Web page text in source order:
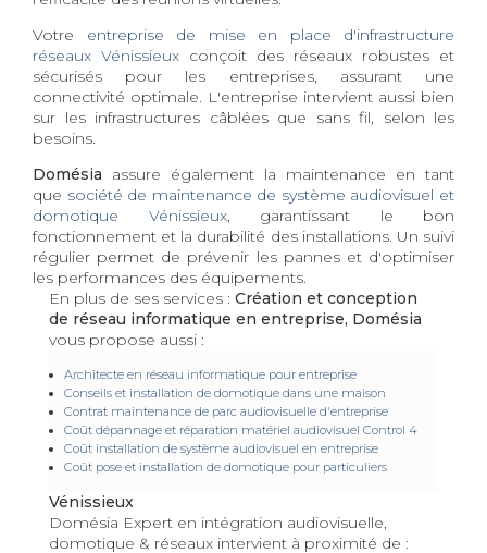
Votre entreprise de mise en place d'infrastructure
réseaux Vénissieux conçoit des réseaux robustes et
sécurisés pour les entreprises, assurant une
connectivité optimale. L'entreprise intervient aussi bien
sur les infrastructures câblées que sans fil, selon les
besoins.
Domésia assure également la maintenance en tant
que société de maintenance de système audiovisuel et
domotique Vénissieux, garantissant le bon
fonctionnement et la durabilité des installations. Un suivi
régulier permet de prévenir les pannes et d'optimiser
les performances des équipements.
En plus de ses services : Création et conception
de réseau informatique en entreprise, Domésia
vous propose aussi :
Architecte en réseau informatique pour entreprise
Conseils et installation de domotique dans une maison
Contrat maintenance de parc audiovisuelle d'entreprise
Coût dépannage et réparation matériel audiovisuel Control 4
Coût installation de système audiovisuel en entreprise
Coût pose et installation de domotique pour particuliers
Vénissieux
Domésia Expert en intégration audiovisuelle,
domotique & réseaux intervient à proximité de :